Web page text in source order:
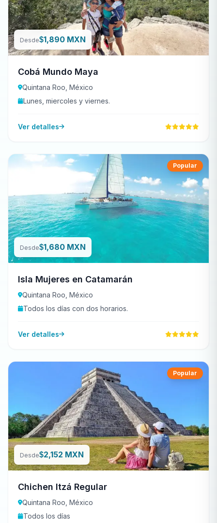
Desde$1,890 MXN
Cobá Mundo Maya
Quintana Roo, México
Lunes, miercoles y viernes.
Ver detalles
Desde$1,680 MXN
Popular
Isla Mujeres en Catamarán
Quintana Roo, México
Todos los días con dos horarios.
Ver detalles
Desde$2,152 MXN
Popular
Chichen Itzá Regular
Quintana Roo, México
Todos los días